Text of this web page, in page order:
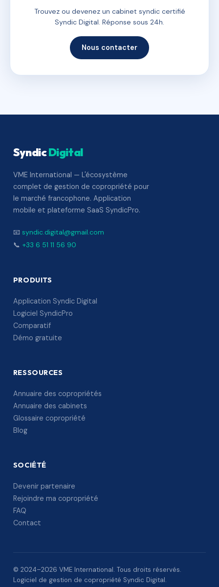
Trouvez ou devenez un cabinet syndic certifié
Syndic Digital. Réponse sous 24h.
Nous contacter
SyndicDigital
VME International — L'écosystème
complet de gestion de copropriété pour
le marché francophone. Application
mobile et plateforme SaaS SyndicPro.
📧 syndic.digital@gmail.com
📞 +33 6 51 11 56 90
PRODUITS
Application Syndic Digital
Logiciel SyndicPro
Comparatif
Démo gratuite
RESSOURCES
Annuaire des copropriétés
Annuaire des cabinets
Glossaire copropriété
Blog
SOCIÉTÉ
Devenir partenaire
Rejoindre ma copropriété
FAQ
Contact
© 2024–2026 VME International. Tous droits réservés.
Logiciel de gestion de copropriété Syndic Digital.